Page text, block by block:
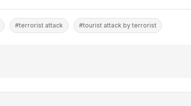
#terrorist attack #tourist attack by terrorist